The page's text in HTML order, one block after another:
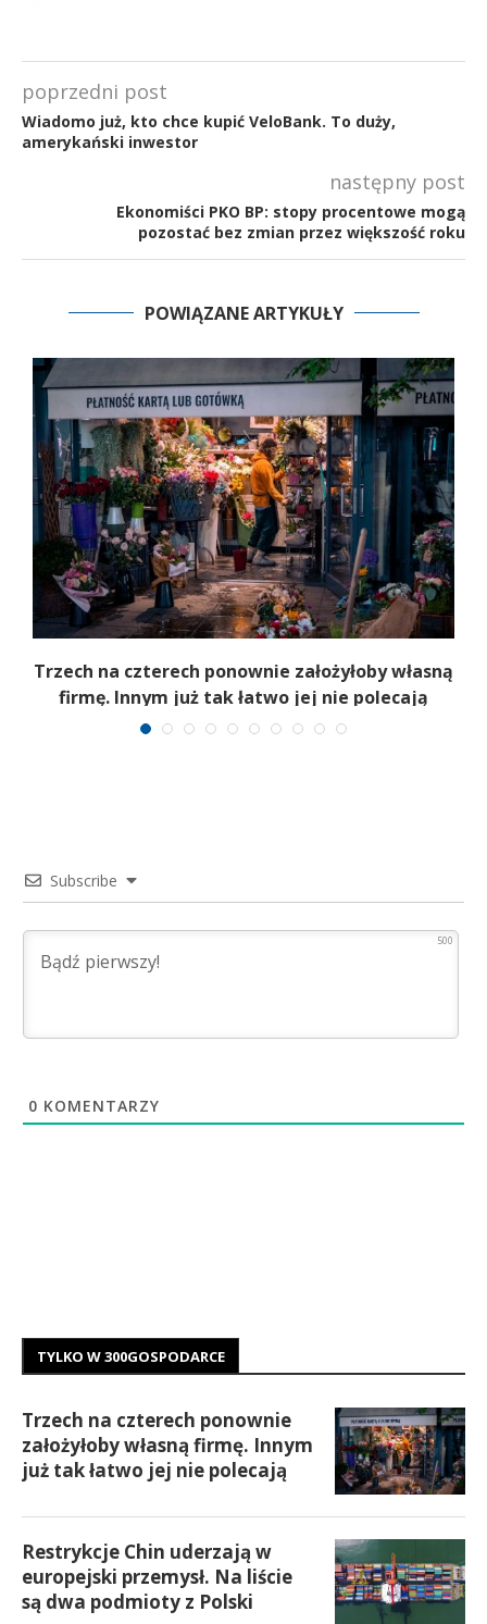
poprzedni post
Wiadomo już, kto chce kupić VeloBank. To duży,
amerykański inwestor
następny post
Ekonomiści PKO BP: stopy procentowe mogą
pozostać bez zmian przez większość roku
POWIĄZANE ARTYKUŁY
Trzech na czterech ponownie założyłoby własną
firmę. Innym już tak łatwo jej nie polecają
Subscribe
500
0 KOMENTARZY
TYLKO W 300GOSPODARCE
Trzech na czterech ponownie
założyłoby własną firmę. Innym
już tak łatwo jej nie polecają
Restrykcje Chin uderzają w
europejski przemysł. Na liście
są dwa podmioty z Polski